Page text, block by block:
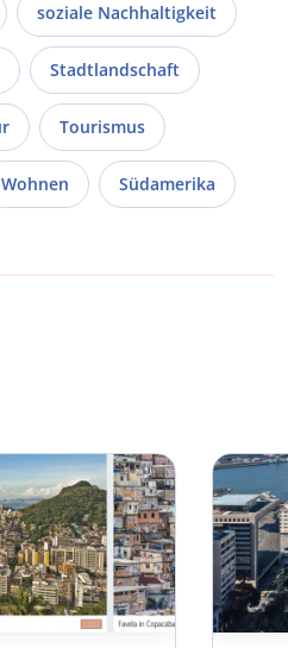
soziale Nachhaltigkeit
Stadtlandschaft
Tourismus
Wohnen Südamerika